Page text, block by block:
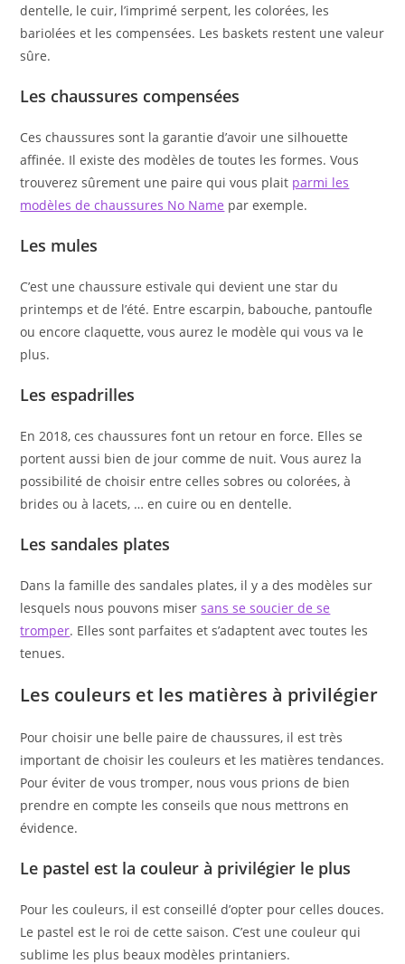
dentelle, le cuir, l’imprimé serpent, les colorées, les
bariolées et les compensées. Les baskets restent une valeur
sûre.
Les chaussures compensées
Ces chaussures sont la garantie d’avoir une silhouette
affinée. Il existe des modèles de toutes les formes. Vous
trouverez sûrement une paire qui vous plait parmi les
modèles de chaussures No Name par exemple.
Les mules
C’est une chaussure estivale qui devient une star du
printemps et de l’été. Entre escarpin, babouche, pantoufle
ou encore claquette, vous aurez le modèle qui vous va le
plus.
Les espadrilles
En 2018, ces chaussures font un retour en force. Elles se
portent aussi bien de jour comme de nuit. Vous aurez la
possibilité de choisir entre celles sobres ou colorées, à
brides ou à lacets, … en cuire ou en dentelle.
Les sandales plates
Dans la famille des sandales plates, il y a des modèles sur
lesquels nous pouvons misersans se soucier de se
tromper. Elles sont parfaites et s’adaptent avec toutes les
tenues.
Les couleurs et les matières à privilégier
Pour choisir une belle paire de chaussures, il est très
important de choisir les couleurs et les matières tendances.
Pour éviter de vous tromper, nous vous prions de bien
prendre en compte les conseils que nous mettrons en
évidence.
Le pastel est la couleur à privilégier le plus
Pour les couleurs, il est conseillé d’opter pour celles douces.
Le pastel est le roi de cette saison. C’est une couleur qui
sublime les plus beaux modèles printaniers.